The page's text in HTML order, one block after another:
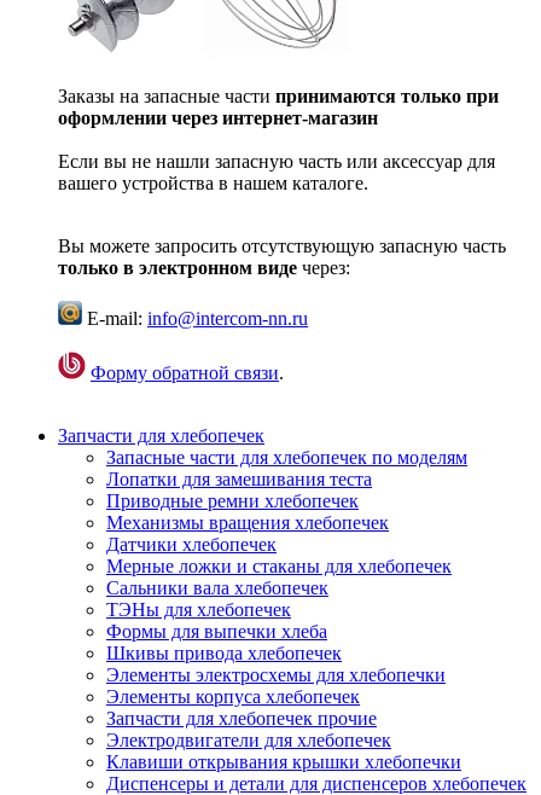
Заказы на запасные части принимаются только при
оформлении через интернет-магазин
Если вы не нашли запасную часть или аксессуар для
вашего устройства в нашем каталоге.
Вы можете запросить отсутствующую запасную часть
только в электронном виде через:
E-mail: info@intercom-nn.ru
Форму обратной связи.
Запчасти для хлебопечек
Запасные части для хлебопечек по моделям
Лопатки для замешивания теста
Приводные ремни хлебопечек
Механизмы вращения хлебопечек
Датчики хлебопечек
Мерные ложки и стаканы для хлебопечек
Сальники вала хлебопечек
ТЭНы для хлебопечек
Формы для выпечки хлеба
Шкивы привода хлебопечек
Элементы электросхемы для хлебопечки
Элементы корпуса хлебопечек
Запчасти для хлебопечек прочие
Электродвигатели для хлебопечек
Клавиши открывания крышки хлебопечки
Диспенсеры и детали для диспенсеров хлебопечек